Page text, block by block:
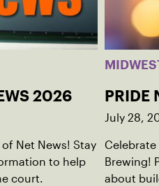
2026
Net News! Stay
to help
court.
PRIDE
July 28,
Celebrate
Brewing!
about